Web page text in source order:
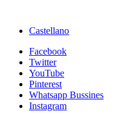
Castellano
Facebook
Twitter
YouTube
Pinterest
Whatsapp Bussines
Instagram